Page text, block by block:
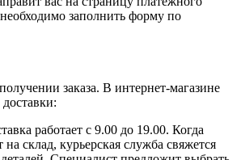
необходимо заполнить форму по
заказа. В интернет-магазине
работает с 9.00 до 19.00. Когда
на склад, курьерская служба свяжется